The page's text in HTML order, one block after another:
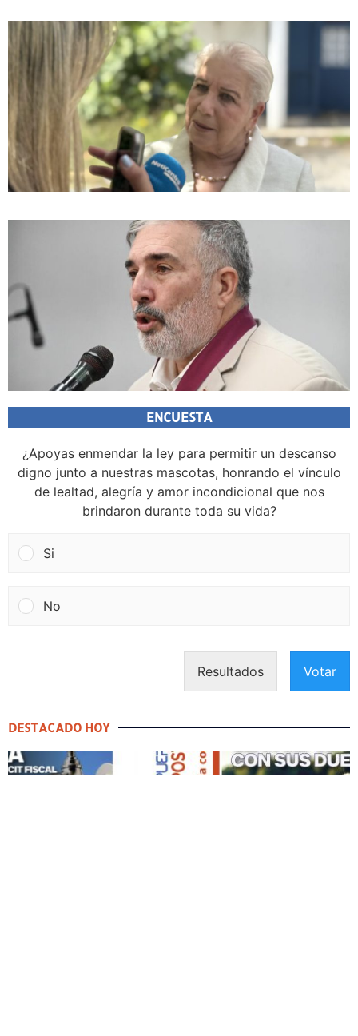
ENCUESTA
¿Apoyas enmendar la ley para permitir un descanso
digno junto a nuestras mascotas, honrando el vínculo
de lealtad, alegría y amor incondicional que nos
brindaron durante toda su vida?
Si
No
Resultados Votar
DESTACADO HOY